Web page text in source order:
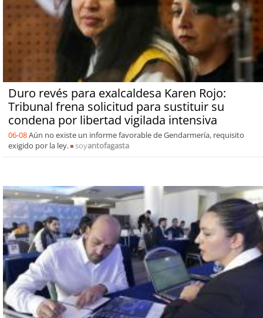
Duro revés para exalcaldesa Karen Rojo:
Tribunal frena solicitud para sustituir su
condena por libertad vigilada intensiva
06-08Aún no existe un informe favorable de Gendarmería, requisito
exigido por la ley.
soyantofagasta